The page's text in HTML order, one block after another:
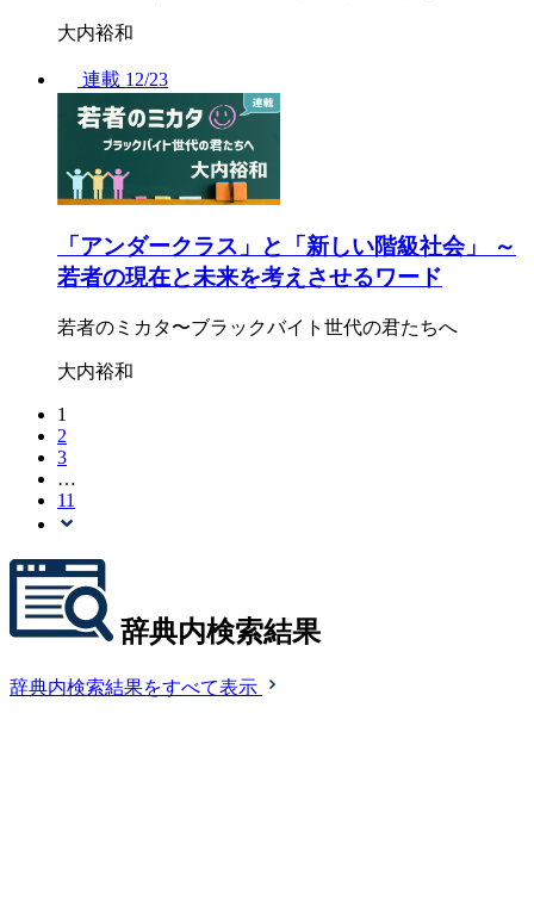
大内裕和
連載 12/23
「アンダークラス」と「新しい階級社会」 ～
若者の現在と未来を考えさせるワード
若者のミカタ〜ブラックバイト世代の君たちへ
大内裕和
1
2
3
…
11
辞典内検索結果
辞典内検索結果をすべて表示